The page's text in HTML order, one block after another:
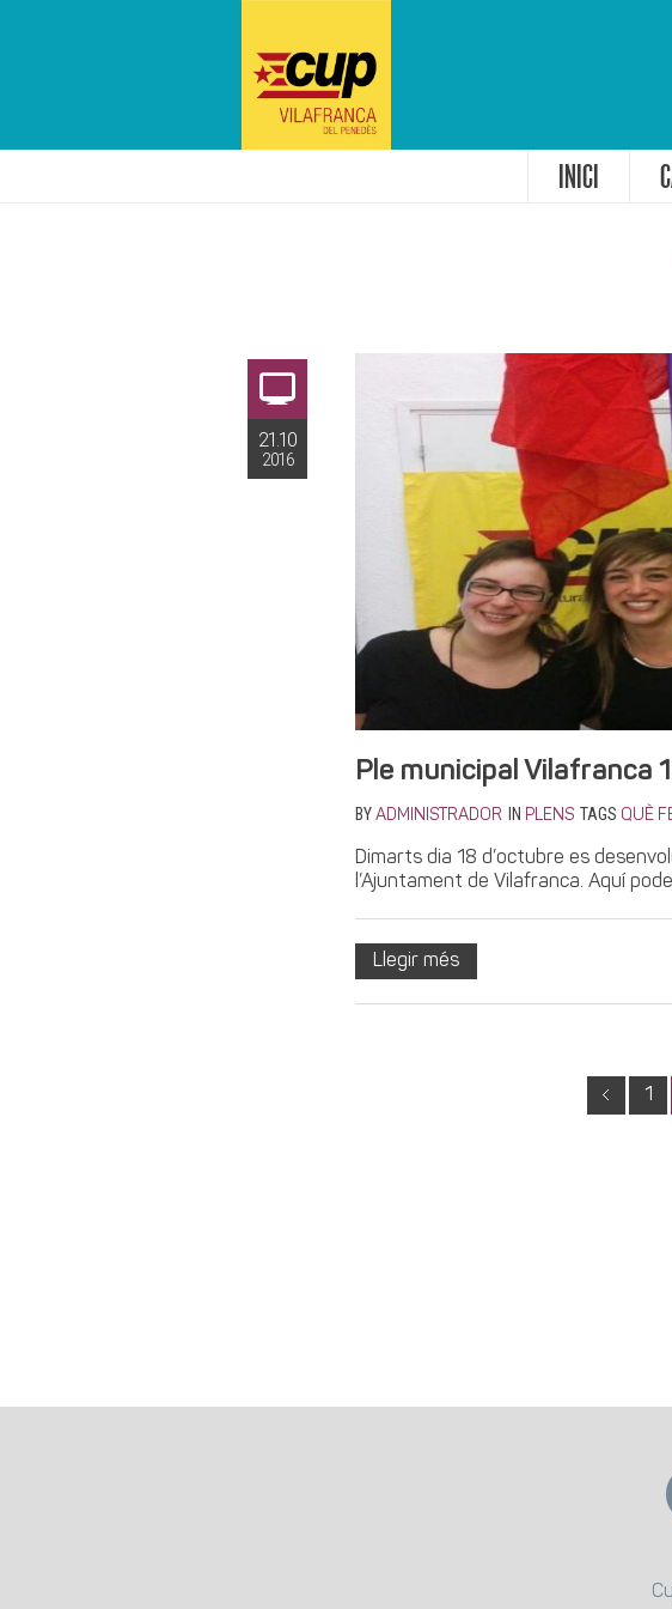
INICI
21.10
2016
Ple municipal Vilafranca
BY ADMINISTRADOR IN PLENS TAGS QUÈ
Dimarts dia 18 d’octubre es
l’Ajuntament de Vilafranca. Aquí
Llegir més
1